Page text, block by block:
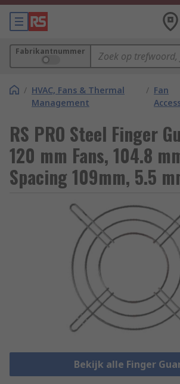
Fabrikantnummer
/ HVAC, Fans & Thermal
Management
/ Fan
RS PRO Steel Finger
120 mm Fans, 104.8
Spacing 109mm, 5.5
Bekijk alle Finger